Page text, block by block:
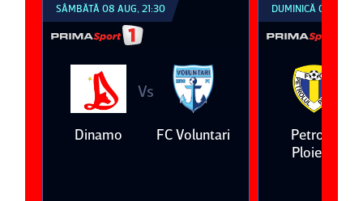
08 AUG, 21:30
FC Voluntari
DUMINICĂ 09 AUG, 18:30
Petrolul
Oţelul Galaţi